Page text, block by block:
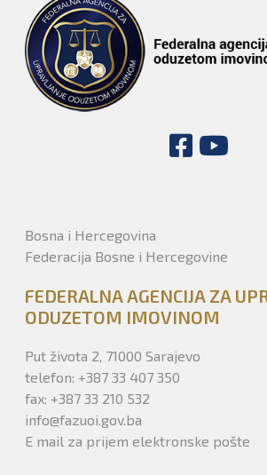
Bosna i Hercegovina
Federacija Bosne i Hercegovine
FEDERALNA AGENCIJA ZA
ODUZETOM IMOVINOM
Put života 2, 71000 Sarajevo
telefon: +387 33 407 350
fax: +387 33 210 532
info@fazuoi.gov.ba
E mail za prijem elektronske pošte